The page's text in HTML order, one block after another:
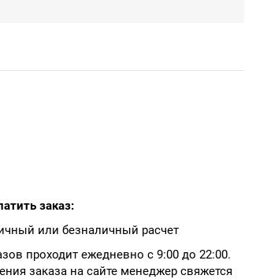
заказ:
или безналичный расчет
проходит ежедневно с 9:00 до 22:00.
заказа на сайте менеджер свяжется